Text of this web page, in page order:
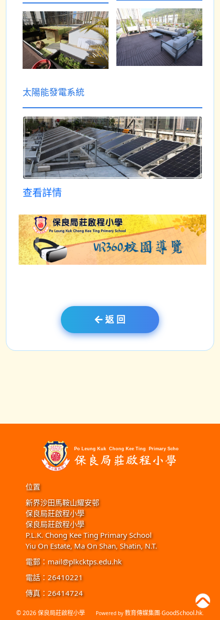
太陽能發電系統
查看詳情
返 回
位置
新界沙田馬鞍山耀安邨
保良局莊啟程小學
保良局莊啟程小學
P.L.K. Chong Kee Ting Primary School
Yiu On Estate, Ma On Shan, Shatin, N.T.
電郵： mail@plkcktps.edu.hk
電話：26410221
傳真：26414724
© 2026保良局莊啟程小學 Powered by 教育傳媒集團‧GoodSchool.hk.